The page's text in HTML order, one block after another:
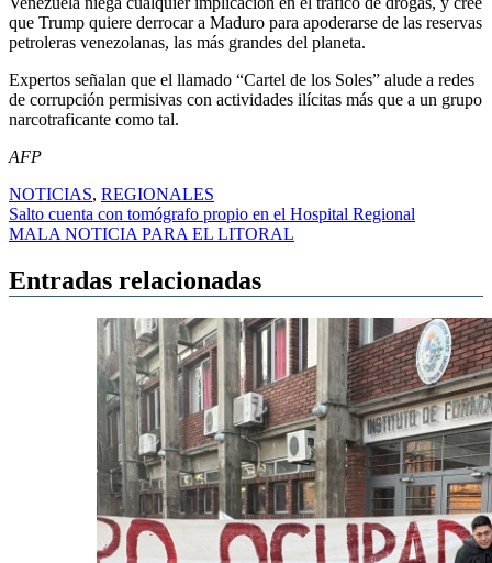
que Trump quiere derrocar a Maduro para apoderarse de las reservas
petroleras venezolanas, las más grandes del planeta.
Expertos señalan que el llamado “Cartel de los Soles” alude a redes
de corrupción permisivas con actividades ilícitas más que a un grupo
narcotraficante como tal.
AFP
NOTICIAS, REGIONALES
Navegación
de
entradas
Salto cuenta con tomógrafo propio en el Hospital Regional
MALA NOTICIA PARA EL LITORAL
Entradas relacionadas